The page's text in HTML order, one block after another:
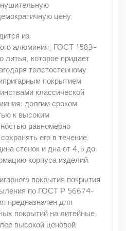
цену.
из
алюминия, ГОСТ 1583-
литья, которое придает
толстостенному
покрытием
классической
долгим сроком
к высоким
равномерно
его в течение
стенок и дна от 4,5 до
корпуса изделий.
покрытия покрытия
по ГОСТ Р 56674-
предназначен для
покрытий на литейные
высокой ценовой